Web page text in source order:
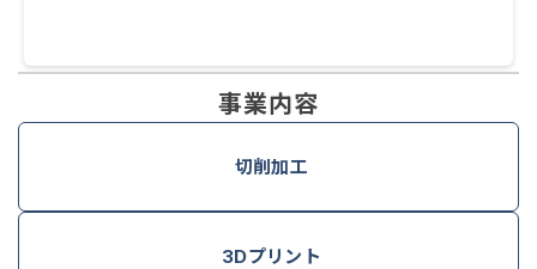
事業内容
切削加工
3Dプリント